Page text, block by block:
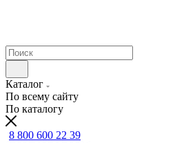
Каталог
По всему сайту
По каталогу
8 800 600 22 39